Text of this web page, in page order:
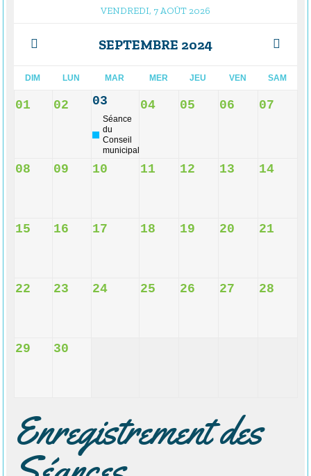
VENDREDI, 7 AOÛT 2026
SEPTEMBRE 2024
DIM LUN MAR MER JEU VEN SAM
01 02 03
Séance
du
Conseil
municipal
04 05 06 07
08 09 10 11 12 13 14
15 16 17 18 19 20 21
22 23 24 25 26 27 28
29 30
Enregistrement des